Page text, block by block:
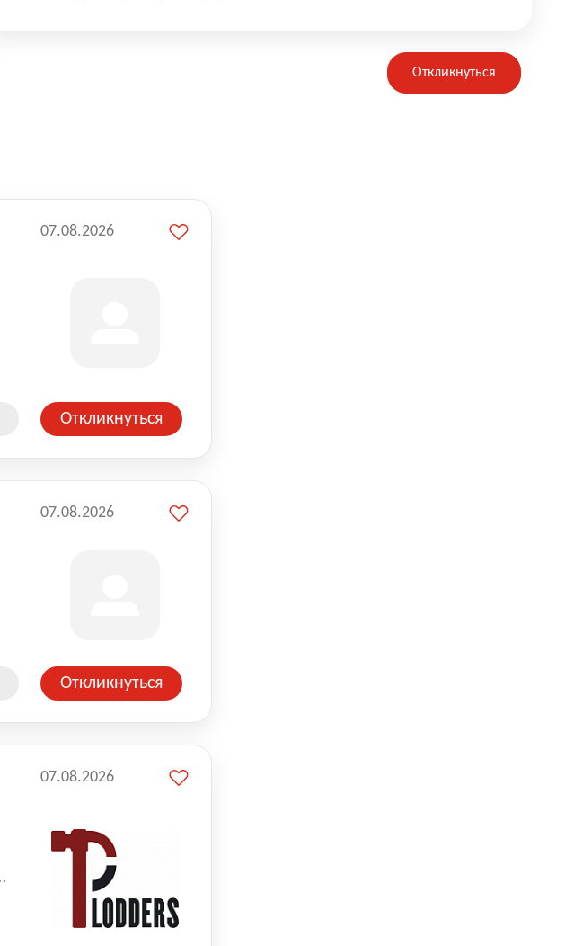
Откликнуться
07.08.2026
Откликнуться
07.08.2026
Откликнуться
07.08.2026